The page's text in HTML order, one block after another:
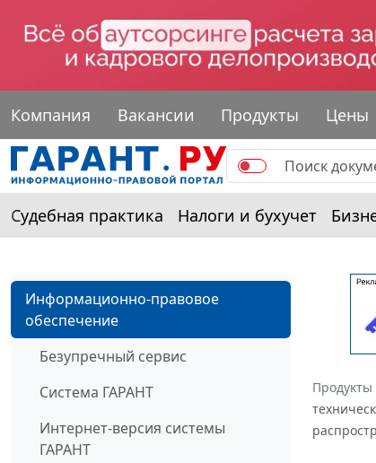
Компания Вакансии Продукты Цены
Судебная практика Налоги и бухучет
Информационно-правовое
обеспечение
Безупречный сервис
Система ГАРАНТ
Интернет-версия системы
ГАРАНТ
Продукты